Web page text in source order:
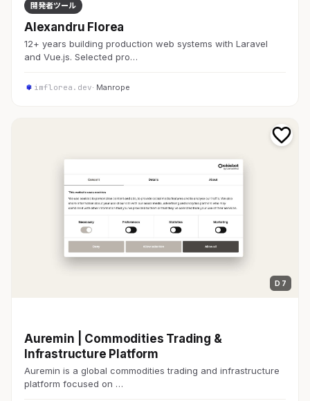
開発者ツール
Alexandru Florea
12+ years building production web systems with Laravel
and Vue.js. Selected pro…
imflorea.dev· Manrope
D 7
Auremin | Commodities Trading &
Infrastructure Platform
Auremin is a global commodities trading and infrastructure
platform focused on …